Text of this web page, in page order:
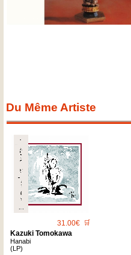
Du Même Artiste
31.00€ 🛒
Kazuki Tomokawa
Hanabi
(LP)